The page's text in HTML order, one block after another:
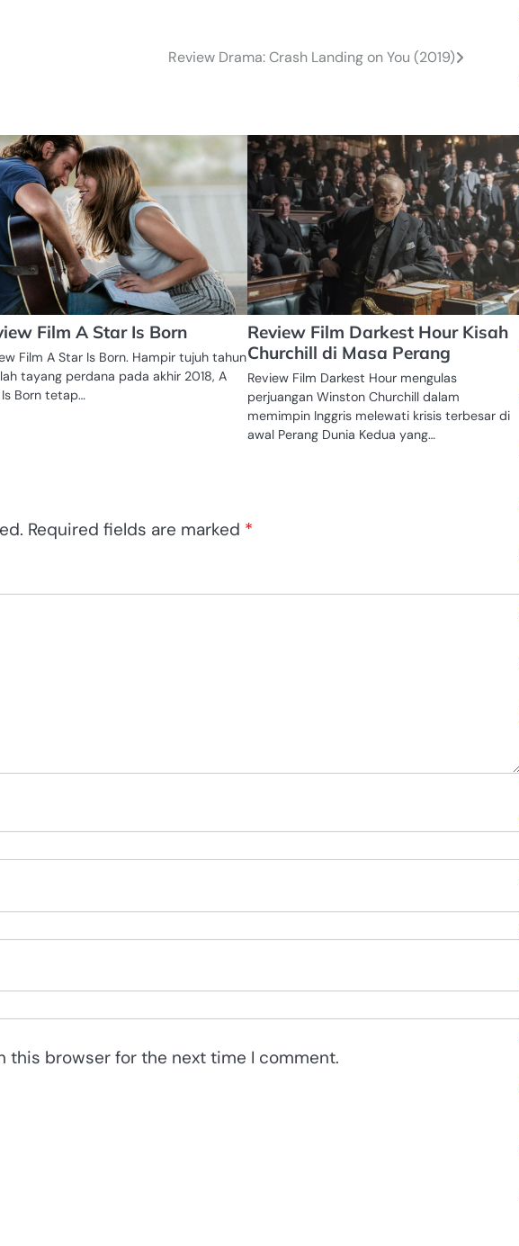
Review Drama: Crash Landing on You (2019)
Film A Star Is Born
Film A Star Is Born. Hampir tujuh tahun
tayang perdana pada akhir 2018, A
Born tetap…
Review Film Darkest Hour Kisah
Churchill di Masa Perang
Review Film Darkest Hour mengulas
perjuangan Winston Churchill dalam
memimpin Inggris melewati krisis terbesar di
awal Perang Dunia Kedua yang…
Required fields are marked *
this browser for the next time I comment.